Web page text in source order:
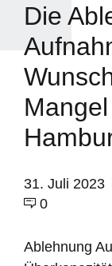
Die
31. Juli 2023
0
Ablehnung